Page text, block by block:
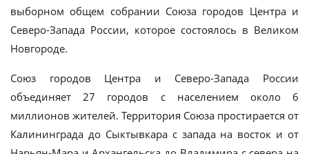
выборном общем собрании Союза городов Центра и
Северо-Запада России, которое состоялось в Великом
Новгороде.
Союз городов Центра и Северо-Запада России
объединяет 27 городов с населением около 6
миллионов жителей. Территория Союза простирается от
Калининграда до Сыктывкара с запада на восток и от